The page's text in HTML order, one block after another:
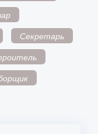
Секретарь